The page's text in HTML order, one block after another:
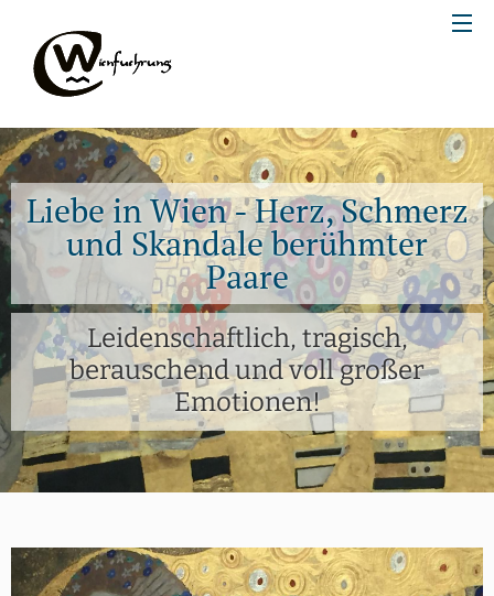
Liebe in Wien - Herz, Schmerz
und Skandale berühmter
Paare
Leidenschaftlich, tragisch,
berauschend und voll großer
Emotionen!